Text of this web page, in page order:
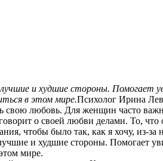
и худшие стороны.
в этом мире.Психолог Ирина
любовь. Для женщин часто
о своей любви делами. То,
чтобы было так, как я хочу, из-за
и худшие стороны. Помогает
мире.